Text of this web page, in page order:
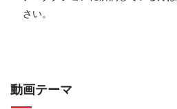
さい。
動画テーマ